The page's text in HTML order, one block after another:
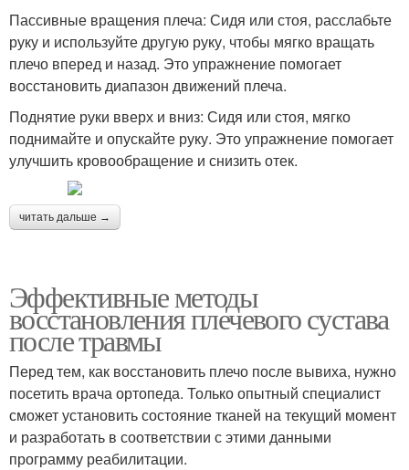
Пассивные вращения плеча: Сидя или стоя, расслабьте
руку и используйте другую руку, чтобы мягко вращать
плечо вперед и назад. Это упражнение помогает
восстановить диапазон движений плеча.
Поднятие руки вверх и вниз: Сидя или стоя, мягко
поднимайте и опускайте руку. Это упражнение помогает
улучшить кровообращение и снизить отек.
читать дальше →
Эффективные методы
восстановления плечевого сустава
после травмы
Перед тем, как восстановить плечо после вывиха, нужно
посетить врача ортопеда. Только опытный специалист
сможет установить состояние тканей на текущий момент
и разработать в соответствии с этими данными
программу реабилитации.